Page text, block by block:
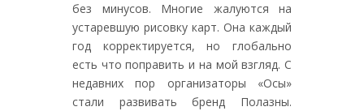
без минусов. Многие жалуются на
устаревшую рисовку карт. Она каждый
год корректируется, но глобально
есть что поправить и на мой взгляд. С
недавних пор организаторы «Осы»
стали развивать бренд Полазны.